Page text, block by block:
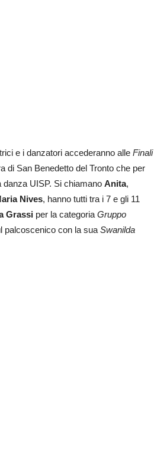
e i danzatori accederanno alleFinali
di San Benedetto del Tronto che per
danza UISP. Si chiamanoAnita,
Nives, hanno tutti tra i 7 e gli 11
Grassi per la categoriaGruppo
palcoscenico con la suaSwanilda